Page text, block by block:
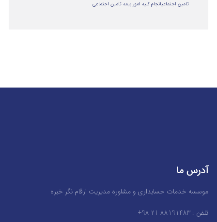
تامین اجتماعیانجام کلیه امور بیمه تامین اجتماعی
آدرس ما
موسسه خدمات حسابداری و مشاوره مدیریت ارقام نگر خبره
تلفن : 88191483 21 98+